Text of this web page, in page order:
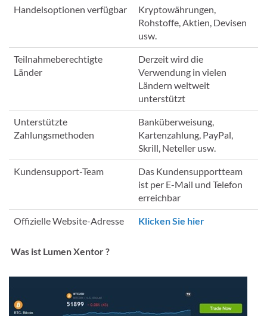
Handelsoptionen verfügbar
Kryptowährungen,
Rohstoffe, Aktien, Devisen
usw.
Teilnahmeberechtigte
Länder
Derzeit wird die
Verwendung in vielen
Ländern weltweit
unterstützt
Unterstützte
Zahlungsmethoden
Banküberweisung,
Kartenzahlung, PayPal,
Skrill, Neteller usw.
Kundensupport-Team
Das Kundensupportteam
ist per E-Mail und Telefon
erreichbar
Offizielle Website-Adresse Klicken Sie hier
Was ist Lumen Xentor ?